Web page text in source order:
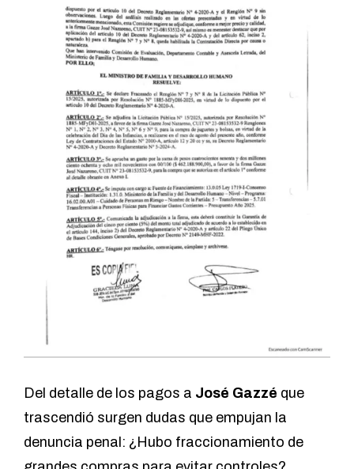
Del detalle de los pagos a José Gazzé que
trascendió surgen dudas que empujan la
denuncia penal: ¿Hubo fraccionamiento de